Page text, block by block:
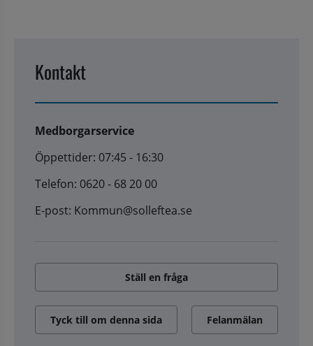
Kontakt
Medborgarservice
Öppettider: 07:45 - 16:30
Telefon: 0620 - 68 20 00
E-post: Kommun@solleftea.se
Ställ en fråga
Tyck till om denna sida Felanmälan